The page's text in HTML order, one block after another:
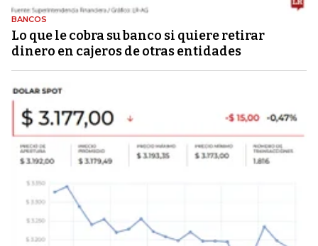
BANCOS
Lo que le cobra su banco si quiere retirar
dinero en cajeros de otras entidades